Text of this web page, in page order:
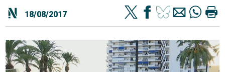
18/08/2017